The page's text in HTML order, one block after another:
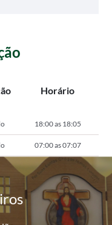
Horário
18:00 as 18:05
07:00 as 07:07